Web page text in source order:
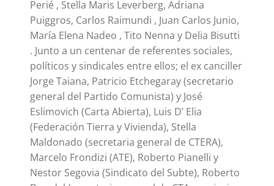
Perié , Stella Maris Leverberg, Adriana
Puiggros, Carlos Raimundi , Juan Carlos Junio,
María Elena Nadeo , Tito Nenna y Delia Bisutti
. Junto a un centenar de referentes sociales,
políticos y sindicales entre ellos; el ex canciller
Jorge Taiana, Patricio Etchegaray (secretario
general del Partido Comunista) y José
Eslimovich (Carta Abierta), Luis D’ Elia
(Federación Tierra y Vivienda), Stella
Maldonado (secretaria general de CTERA),
Marcelo Frondizi (ATE), Roberto Pianelli y
Nestor Segovia (Sindicato del Subte), Roberto